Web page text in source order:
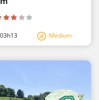
03h13 Medium